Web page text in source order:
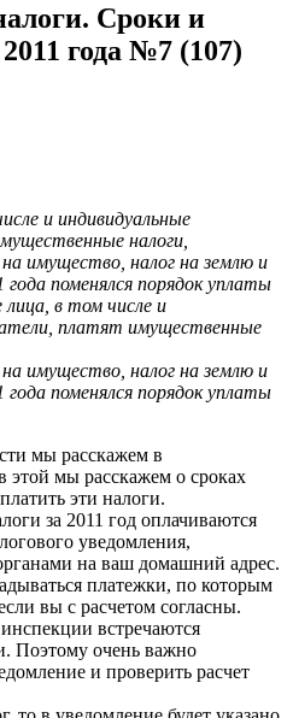
Сроки и
года №7 (107)
и индивидуальные
налоги,
имущество, налог на землю и
поменялся порядок уплаты
лица, в том числе и
платят имущественные
имущество, налог на землю и
поменялся порядок уплаты
мы расскажем в
этой мы расскажем о сроках
эти налоги.
за 2011 год оплачиваются
уведомления,
на ваш домашний адрес.
платежки, по которым
вы с расчетом согласны.
встречаются
Поэтому очень важно
и проверить расчет